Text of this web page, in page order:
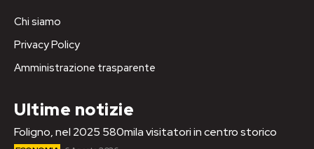
Chi siamo
Privacy Policy
Amministrazione trasparente
Ultime notizie
Foligno, nel 2025 580mila visitatori in centro storico